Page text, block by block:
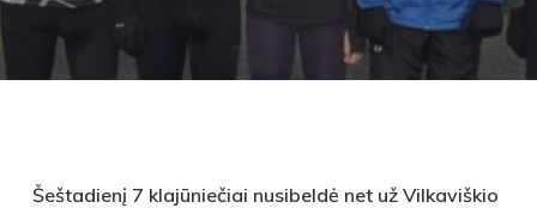
Šeštadienį 7 klajūniečiai nusibeldė net už Vilkaviškio